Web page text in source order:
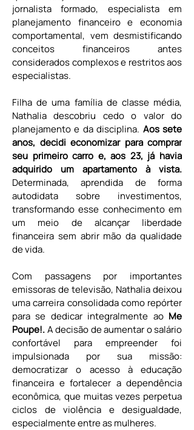
jornalista formado, especialista em
planejamento financeiro e economia
comportamental, vem desmistificando
conceitos financeiros antes
considerados complexos e restritos aos
especialistas.
Filha de uma família de classe média,
Nathalia descobriu cedo o valor do
planejamento e da disciplina. Aos sete
anos, decidi economizar para comprar
seu primeiro carro e, aos 23, já havia
adquirido um apartamento à vista.
Determinada, aprendida de forma
autodidata sobre investimentos,
transformando esse conhecimento em
um meio de alcançar liberdade
financeira sem abrir mão da qualidade
de vida.
Com passagens por importantes
emissoras de televisão, Nathalia deixou
uma carreira consolidada como repórter
para se dedicar integralmente ao Me
Poupe!. A decisão de aumentar o salário
confortável para empreender foi
impulsionada por sua missão:
democratizar o acesso à educação
financeira e fortalecer a dependência
econômica, que muitas vezes perpetua
ciclos de violência e desigualdade,
especialmente entre as mulheres.